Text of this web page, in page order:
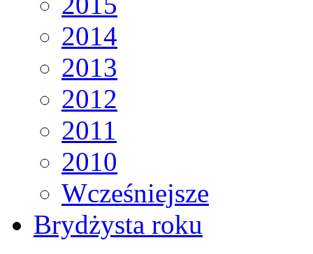
2014
2013
2012
2011
2010
Wcześniejsze
Brydżysta roku